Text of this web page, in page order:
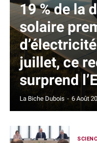
19 % de la
solaire
juillet, ce
surprend
La Biche Dubois - 6 Août